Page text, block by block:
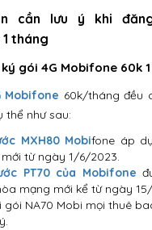
cần lưu ý khi
tháng
gói 4G Mobifone 60k
Mobifone 60k/tháng đều
thể như sau:
MXH80 Mobifone áp
từ ngày 1/6/2023.
PT70 của Mobifone
mạng mới kể từ ngày
gói NA70 Mobi mọi thuê